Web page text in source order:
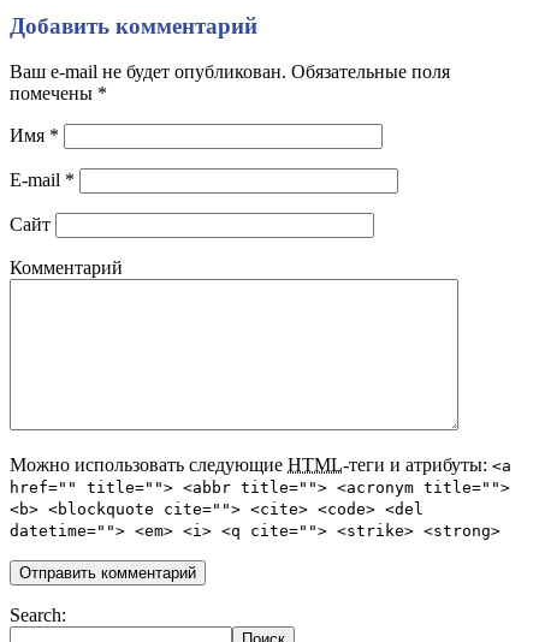
Добавить комментарий
Ваш e-mail не будет опубликован. Обязательные поля
помечены *
Имя *
E-mail *
Сайт
Комментарий
Можно использовать следующие HTML-теги и атрибуты: <a
href="" title=""> <abbr title=""> <acronym title="">
<b> <blockquote cite=""> <cite> <code> <del
datetime=""> <em> <i> <q cite=""> <strike> <strong>
Search: